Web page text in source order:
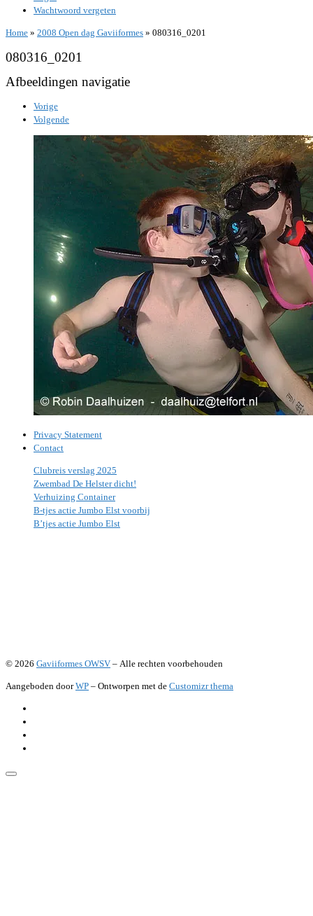
Wachtwoord vergeten
Home » 2008 Open dag Gaviiformes » 080316_0201
080316_0201
Afbeeldingen navigatie
Vorige
Volgende
Privacy Statement
Contact
Clubreis verslag 2025
Zwembad De Helster dicht!
Verhuizing Container
B-tjes actie Jumbo Elst voorbij
B’tjes actie Jumbo Elst
© 2026 Gaviiformes OWSV – Alle rechten voorbehouden
Aangeboden doorWP – Ontworpen met de Customizr thema